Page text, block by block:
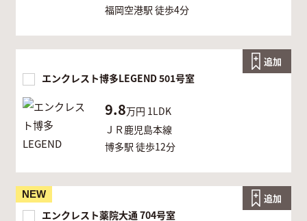
福岡空港駅 徒歩4分
エンクレスト博多LEGEND 501号室
9.8万円 1LDK
ＪＲ鹿児島本線
博多駅 徒歩12分
追加
NEW
エンクレスト薬院大通 704号室
追加